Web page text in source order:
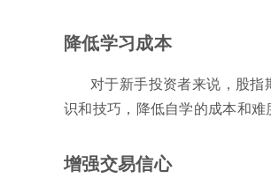
降低学习成本
对于新手投资者来说，股
识和技巧，降低自学的成本和难
增强交易信心